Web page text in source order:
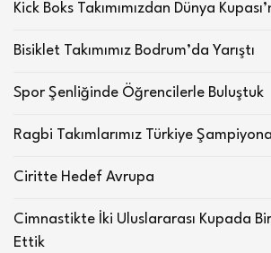
Kick Boks Takımımızdan Dünya
Bisiklet Takımımız Bodrum’da Yarıştı
Spor Şenliğinde Öğrencilerle Buluştuk
Ragbi Takımlarımız Türkiye
Ciritte Hedef Avrupa
Cimnastikte İki Uluslararası Kupada
Ettik